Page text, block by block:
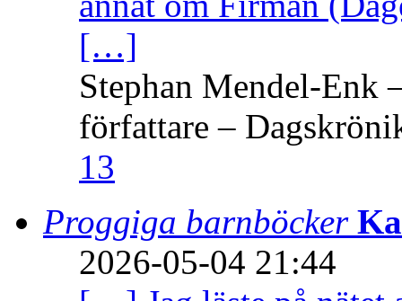
[…]
Stephan Mendel-Enk
författare –
13
Proggiga barnböcker
2026-05-04 21:44